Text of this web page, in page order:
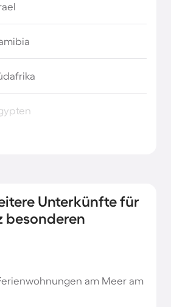
Unterkünfte für
besonderen
am Meer am